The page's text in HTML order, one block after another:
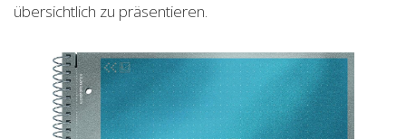
übersichtlich zu präsentieren.